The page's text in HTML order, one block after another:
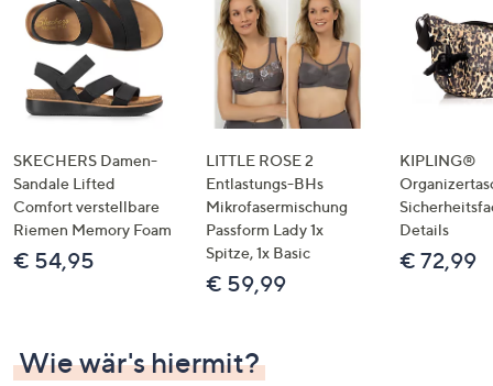
SKECHERS Damen-
Sandale Lifted
Comfort verstellbare
Riemen Memory Foam
€ 54,95
LITTLE ROSE 2
Entlastungs-BHs
Mikrofasermischung
Passform Lady 1x
Spitze, 1x Basic
€ 59,99
KIPLING®
Details
€ 72,99
Wie wär's hiermit?